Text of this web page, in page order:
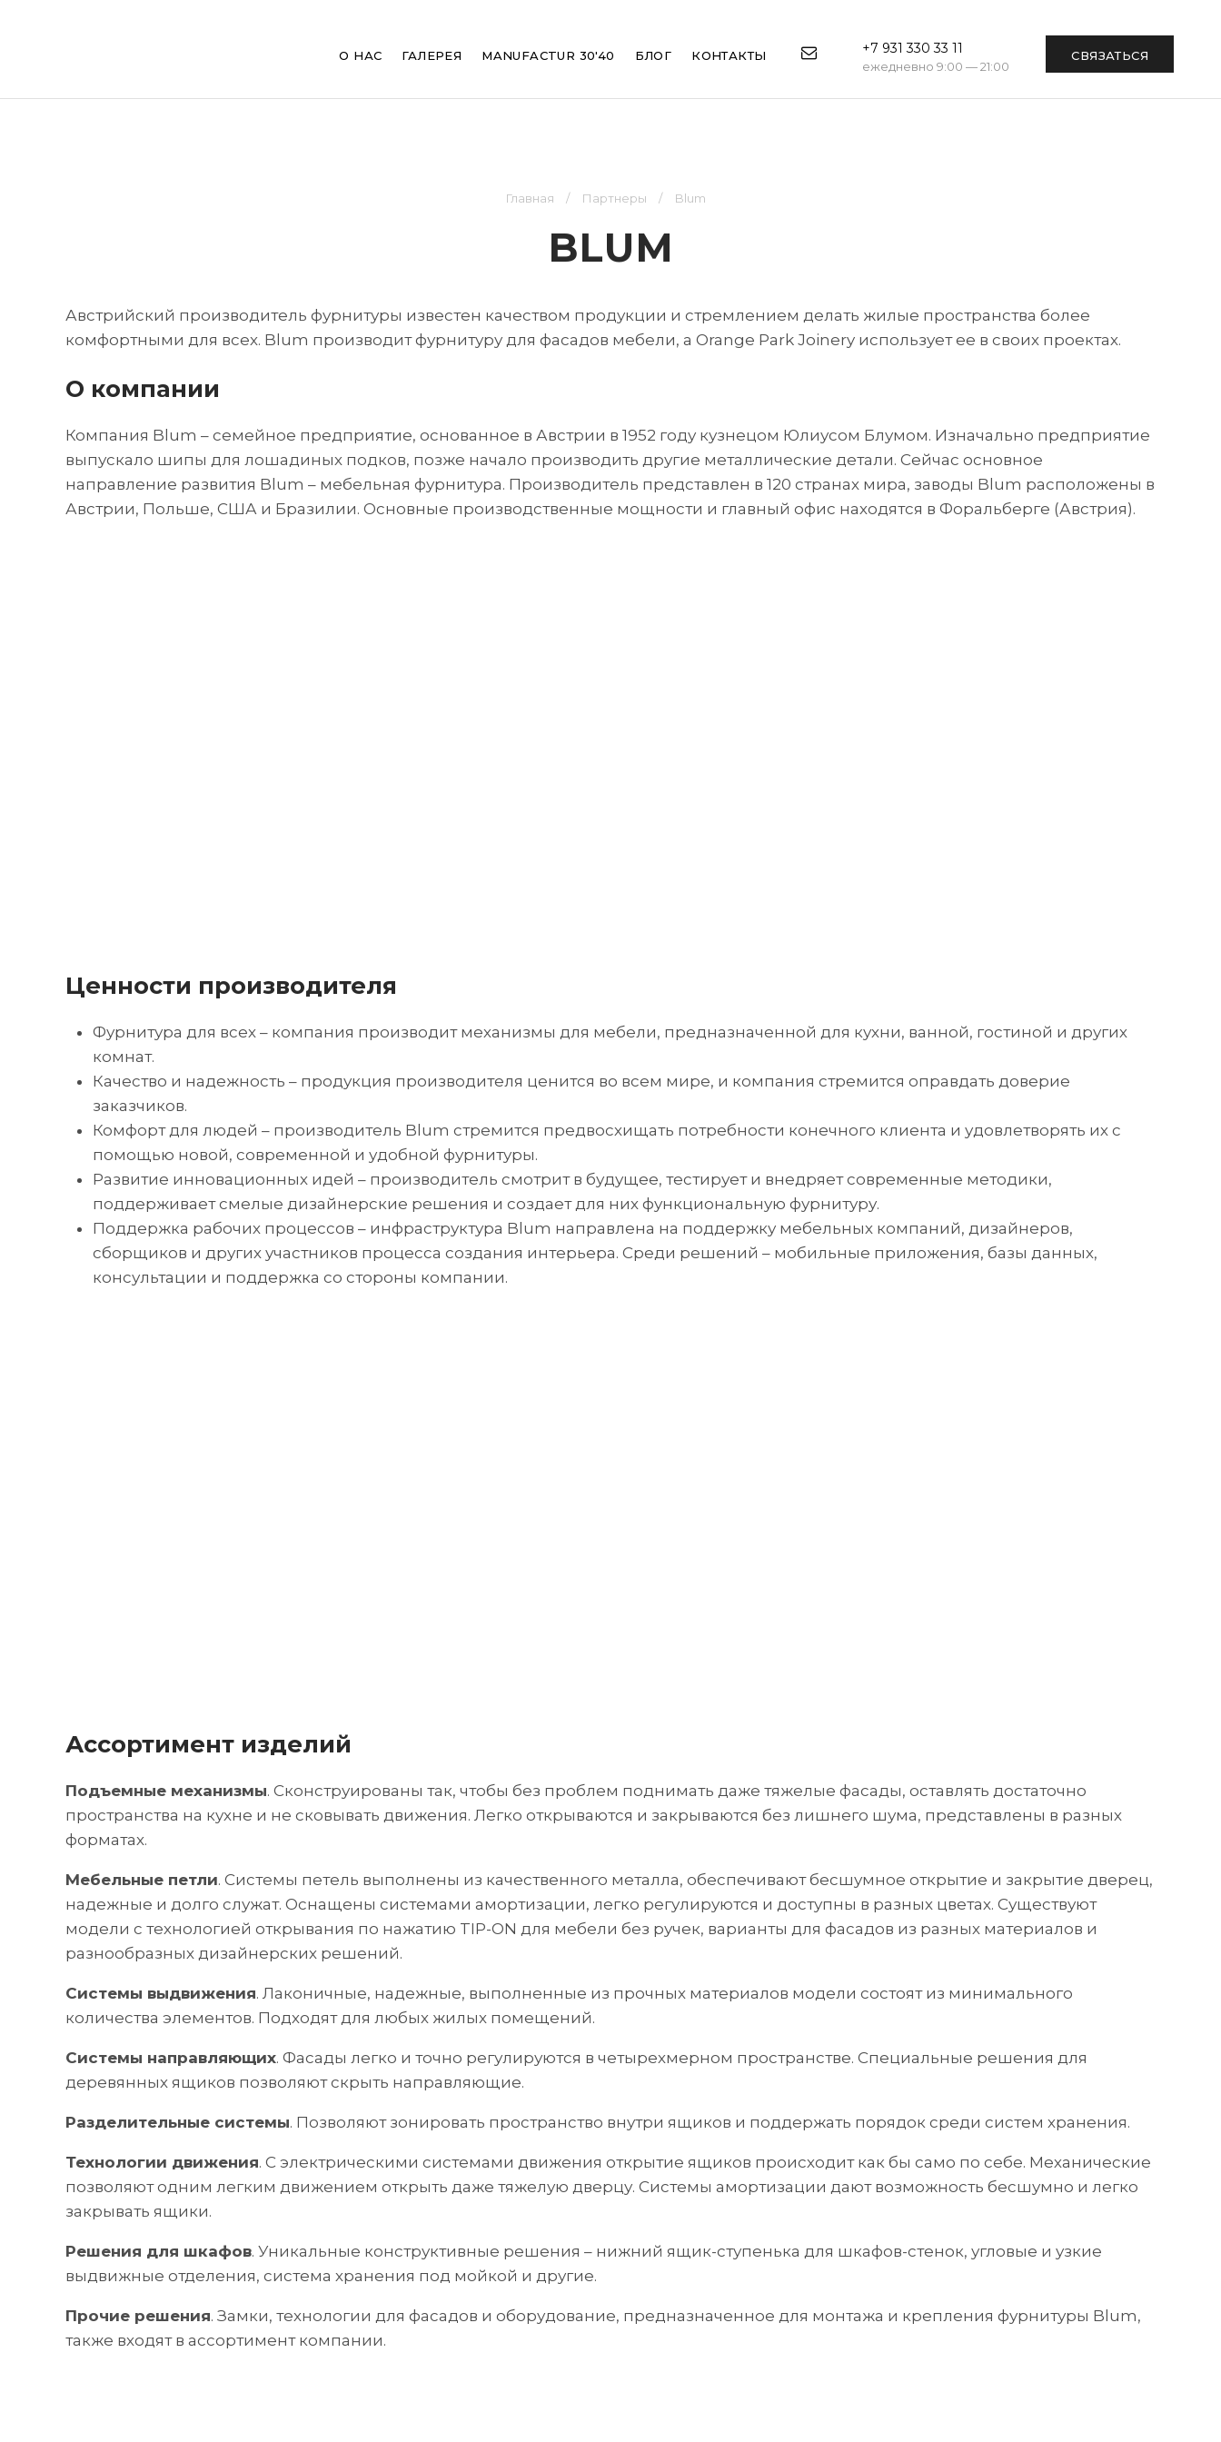
navigation
О НАС ГАЛЕРЕЯ MANUFACTUR 30'40 БЛОГ КОНТАКТЫ +7 931 330 33 11
ежедневно 9:00 — 21:00
СВЯЗАТЬСЯ
Главная Партнеры Blum
BLUM
Австрийский производитель фурнитуры известен качеством продукции и стремлением делать жилые пространства более
комфортными для всех. Blum производит фурнитуру для фасадов мебели, а Orange Park Joinery использует ее в своих проектах.
О компании
Компания Blum – семейное предприятие, основанное в Австрии в 1952 году кузнецом Юлиусом Блумом. Изначально предприятие
выпускало шипы для лошадиных подков, позже начало производить другие металлические детали. Сейчас основное
направление развития Blum – мебельная фурнитура. Производитель представлен в 120 странах мира, заводы Blum расположены в
Австрии, Польше, США и Бразилии. Основные производственные мощности и главный офис находятся в Форальберге (Австрия).
Ценности производителя
Фурнитура для всех – компания производит механизмы для мебели, предназначенной для кухни, ванной, гостиной и других
комнат.
Качество и надежность – продукция производителя ценится во всем мире, и компания стремится оправдать доверие
заказчиков.
Комфорт для людей – производитель Blum стремится предвосхищать потребности конечного клиента и удовлетворять их с
помощью новой, современной и удобной фурнитуры.
Развитие инновационных идей – производитель смотрит в будущее, тестирует и внедряет современные методики,
поддерживает смелые дизайнерские решения и создает для них функциональную фурнитуру.
Поддержка рабочих процессов – инфраструктура Blum направлена на поддержку мебельных компаний, дизайнеров,
сборщиков и других участников процесса создания интерьера. Среди решений – мобильные приложения, базы данных,
консультации и поддержка со стороны компании.
Ассортимент изделий
Подъемные механизмы. Сконструированы так, чтобы без проблем поднимать даже тяжелые фасады, оставлять достаточно
пространства на кухне и не сковывать движения. Легко открываются и закрываются без лишнего шума, представлены в разных
форматах.
Мебельные петли. Системы петель выполнены из качественного металла, обеспечивают бесшумное открытие и закрытие дверец,
надежные и долго служат. Оснащены системами амортизации, легко регулируются и доступны в разных цветах. Существуют
модели с технологией открывания по нажатию TIP-ON для мебели без ручек, варианты для фасадов из разных материалов и
разнообразных дизайнерских решений.
Системы выдвижения. Лаконичные, надежные, выполненные из прочных материалов модели состоят из минимального
количества элементов. Подходят для любых жилых помещений.
Системы направляющих. Фасады легко и точно регулируются в четырехмерном пространстве. Специальные решения для
деревянных ящиков позволяют скрыть направляющие.
Разделительные системы. Позволяют зонировать пространство внутри ящиков и поддержать порядок среди систем хранения.
Технологии движения. С электрическими системами движения открытие ящиков происходит как бы само по себе. Механические
позволяют одним легким движением открыть даже тяжелую дверцу. Системы амортизации дают возможность бесшумно и легко
закрывать ящики.
Решения для шкафов. Уникальные конструктивные решения – нижний ящик-ступенька для шкафов-стенок, угловые и узкие
выдвижные отделения, система хранения под мойкой и другие.
Прочие решения. Замки, технологии для фасадов и оборудование, предназначенное для монтажа и крепления фурнитуры Blum,
также входят в ассортимент компании.